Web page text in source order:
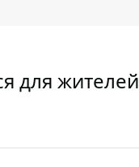
для жителей